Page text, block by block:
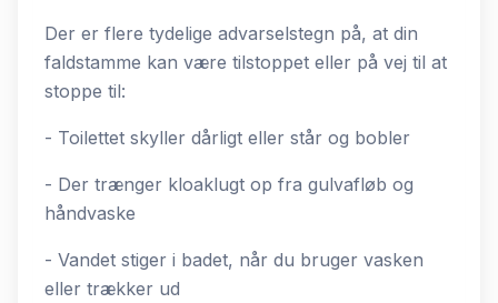
Der er flere tydelige advarselstegn på, at din
faldstamme kan være tilstoppet eller på vej til at
stoppe til:
- Toilettet skyller dårligt eller står og bobler
- Der trænger kloaklugt op fra gulvafløb og
håndvaske
- Vandet stiger i badet, når du bruger vasken
eller trækker ud